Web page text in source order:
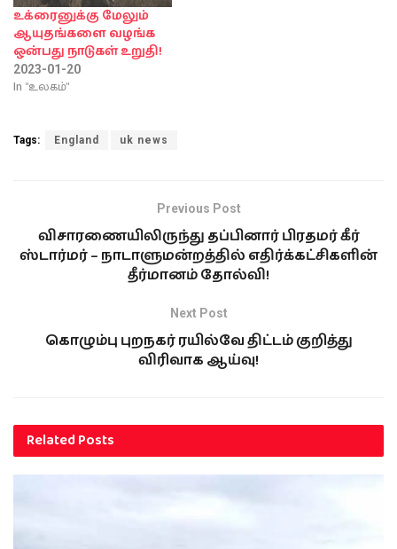
உக்ரைனுக்கு மேலும்
ஆயுதங்களை வழங்க
ஒன்பது நாடுகள் உறுதி!
2023-01-20
In "உலகம்"
Tags: England uk news
Previous Post
விசாரணையிலிருந்து தப்பினார் பிரதமர் கீர்
ஸ்டார்மர் – நாடாளுமன்றத்தில் எதிர்க்கட்சிகளின்
தீர்மானம் தோல்வி!
Next Post
கொழும்பு புறநகர் ரயில்வே திட்டம் குறித்து
விரிவாக ஆய்வு!
RelatedPosts